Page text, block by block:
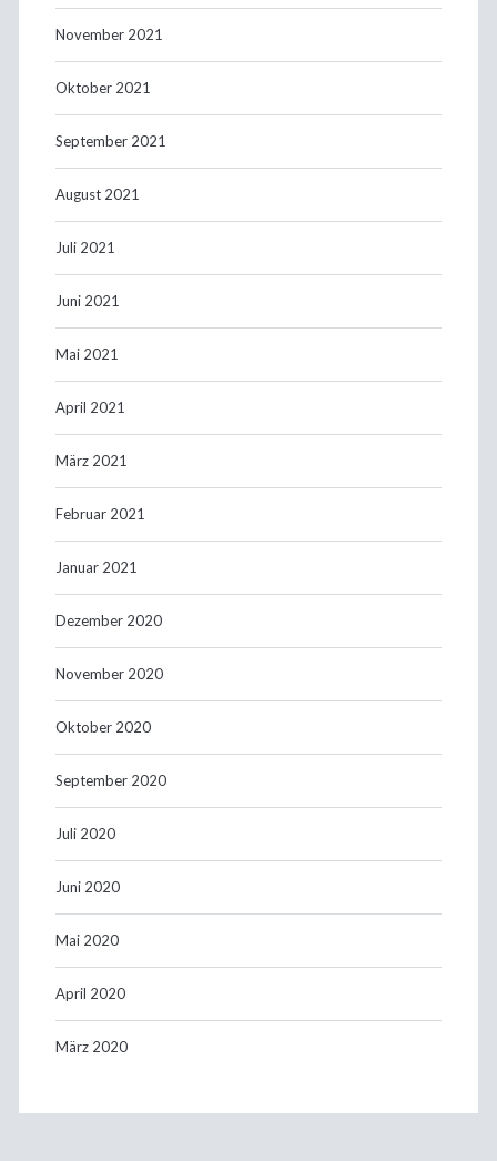
November 2021
Oktober 2021
September 2021
August 2021
Juli 2021
Juni 2021
Mai 2021
April 2021
März 2021
Februar 2021
Januar 2021
Dezember 2020
November 2020
Oktober 2020
September 2020
Juli 2020
Juni 2020
Mai 2020
April 2020
März 2020